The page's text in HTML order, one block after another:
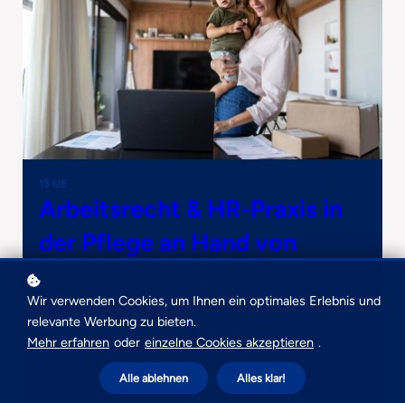
13 UE
Arbeitsrecht & HR-Praxis in
der Pflege an Hand von
Fallbeispielen
Intensivkurs für Pflegedienstleitungen zur
rechtssicheren Gestaltung von Arbeitsverhältnissen mit
Fallbeispielen.
Wir verwenden Cookies, um Ihnen ein optimales Erlebnis und
relevante Werbung zu bieten.
Mehr erfahren oder einzelne Cookies akzeptieren .
Alle ablehnen Alles klar!